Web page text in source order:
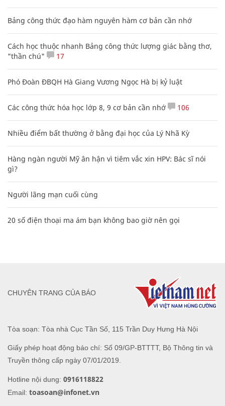
Bảng công thức đạo hàm nguyên hàm cơ bản cần nhớ
Cách học thuộc nhanh Bảng công thức lượng giác bằng thơ,
"thần chú"
17
Phó Đoàn ĐBQH Hà Giang Vương Ngọc Hà bị kỷ luật
Các công thức hóa học lớp 8, 9 cơ bản cần nhớ 106
Nhiều điểm bất thường ở bằng đại học của Lý Nhã Kỳ
Hàng ngàn người Mỹ ân hận vì tiêm vắc xin HPV: Bác sĩ nói
gì?
Người lãng mạn cuối cùng
20 số điện thoại ma ám bạn không bao giờ nên gọi
Tòa soạn: Tòa nhà Cục Tần Số, 115 Trần Duy Hưng Hà Nội
Giấy phép hoạt động báo chí: Số 09/GP-BTTTT, Bộ Thông tin và
Truyền thông cấp ngày 07/01/2019.
Hotline nội dung: 0916118822
Email: toasoan@infonet.vn
CHUYÊN TRANG CỦA BÁO